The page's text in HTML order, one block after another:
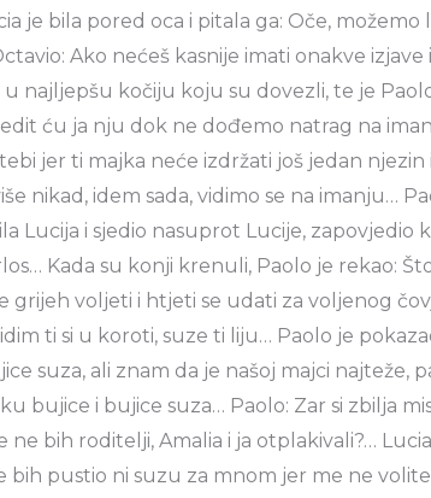
je bila pored oca i pitala ga: Oče,
Ako nećeš kasnije imati onakve izjave
u najljepšu kočiju koju su dovezli, te je
ću ja nju dok ne dođemo natrag na
jer ti majka neće izdržati još jedan njezin
nikad, idem sada, vidimo se na imanju…
Lucija i sjedio nasuprot Lucije, zapovjedio
Kada su konji krenuli, Paolo je rekao:
grijeh voljeti i htjeti se udati za voljenog
ti si u koroti, suze ti liju… Paolo je
suza, ali znam da je našoj majci najteže,
bujice i bujice suza… Paolo: Zar si zbilja
ne bih roditelji, Amalia i ja otplakivali?…
bih pustio ni suzu za mnom jer me ne